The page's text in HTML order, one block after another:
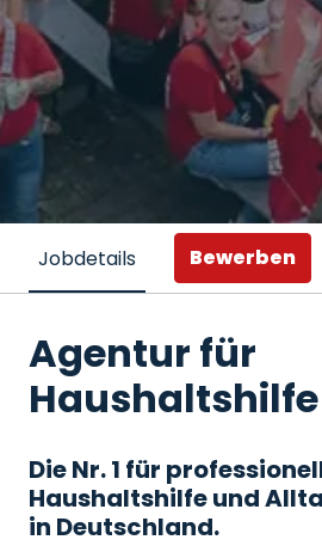
Jobdetails Bewerben
Agentur für
Haushaltshilfe
Die Nr. 1 für
Haushaltshilfe und
in Deutschland.